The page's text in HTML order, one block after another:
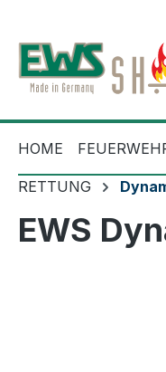
HOME
RETTUNG
EWS